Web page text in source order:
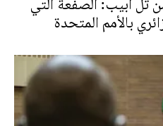
تل أبيب: الصفعة التي
بالأمم المتحدة